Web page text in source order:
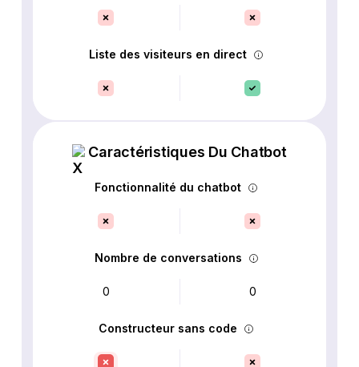
Liste des visiteurs en direct
Caractéristiques Du Chatbot
Fonctionnalité du chatbot
Nombre de conversations
0 0
Constructeur sans code